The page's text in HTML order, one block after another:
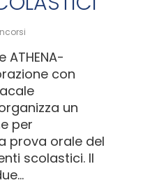
ATHENA-
con
organizza un
per
prova orale del
scolastici. Il